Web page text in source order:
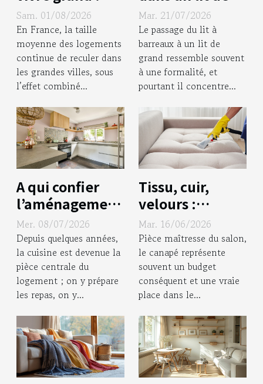
astuces de pros
pour optimiser
chaque mètre
carré
Sam. 01/08/2026
En France, la taille
moyenne des logements
continue de reculer dans
les grandes villes, sous
l’effet combiné...
grand : astuces
pour une
transition
sereine
Mar. 21/07/2026
Le passage du lit à
barreaux à un lit de
grand ressemble souvent
à une formalité, et
pourtant il concentre...
A qui confier
l’aménagement
de sa cuisine à
Bordeaux ?
Mer. 08/07/2026
Depuis quelques années,
la cuisine est devenue la
pièce centrale du
logement ; on y prépare
les repas, on y...
Tissu, cuir,
velours :
pourquoi le
nettoyage
professionnel
d'un canapé
reste
irremplaçable ?
Mar. 16/06/2026
Pièce maîtresse du salon,
le canapé représente
souvent un budget
conséquent et une vraie
place dans le...